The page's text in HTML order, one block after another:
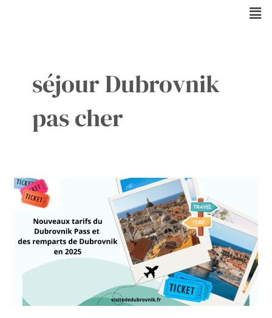
séjour Dubrovnik
pas cher
Tarifs
Dubrovnik
Remparts
2026